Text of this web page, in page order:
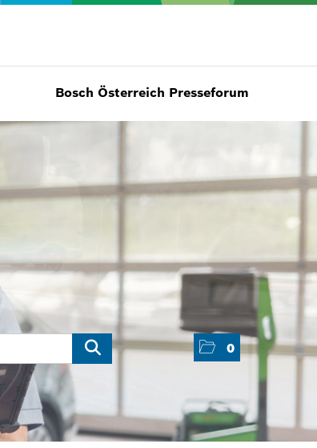
0
Bosch Österreich Presseforum